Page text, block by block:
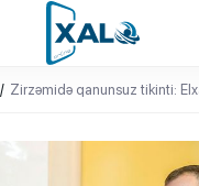
XALQ.ONLINE
ONLAYN PLATFORMA
Zirzəmidə qanunsuz tikinti: